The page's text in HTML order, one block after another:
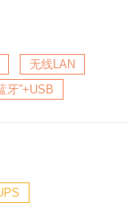
无线LAN
牙”+USB